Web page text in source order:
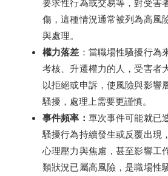
傷，這種情況通常被列為高風
與處理。
權力落差 ：當職場性騷擾行為
考核、升遷權力的人，受害者
以拒絕或申訴，使風險與影響
騷擾，處理上需要更謹慎。
事件頻率： 單次事件可能就已
騷擾行為持續發生或反覆出現
心理壓力與焦慮，甚至影響工
類狀況已屬高風險，是職場性